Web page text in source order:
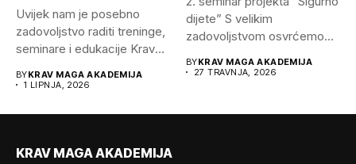
Uvijek nam je posebno
zadovoljstvo raditi treninge,
seminare i edukacije Krav
BYKRAV MAGA AKADEMIJA
1 LIPNJA, 2026
dijete” S velikim
zadovoljstvom osvrćemo
BYKRAV MAGA AKADEMIJA
27 TRAVNJA, 2026
KRAV MAGA AKADEMIJA